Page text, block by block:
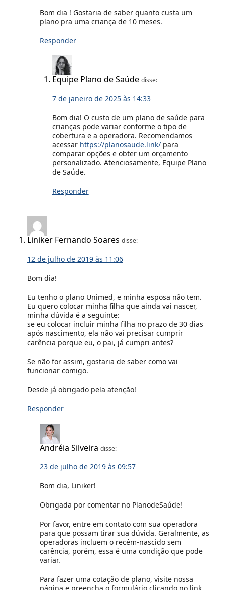
Bom dia ! Gostaria de saber quanto custa um
plano pra uma criança de 10 meses.
Responder
Equipe Plano de Saúde disse:
7 de janeiro de 2025 às 14:33
Bom dia! O custo de um plano de saúde para
crianças pode variar conforme o tipo de
cobertura e a operadora. Recomendamos
acessar https://planosaude.link/para
comparar opções e obter um orçamento
personalizado. Atenciosamente, Equipe Plano
de Saúde.
Responder
Liniker Fernando Soares disse:
12 de julho de 2019 às 11:06
Bom dia!
Eu tenho o plano Unimed, e minha esposa não tem.
Eu quero colocar minha filha que ainda vai nascer,
minha dúvida é a seguinte:
se eu colocar incluir minha filha no prazo de 30 dias
após nascimento, ela não vai precisar cumprir
carência porque eu, o pai, já cumpri antes?
Se não for assim, gostaria de saber como vai
funcionar comigo.
Desde já obrigado pela atenção!
Responder
Andréia Silveira disse:
23 de julho de 2019 às 09:57
Bom dia, Liniker!
Obrigada por comentar no PlanodeSaúde!
Por favor, entre em contato com sua operadora
para que possam tirar sua dúvida. Geralmente, as
operadoras incluem o recém-nascido sem
carência, porém, essa é uma condição que pode
variar.
Para fazer uma cotação de plano, visite nossa